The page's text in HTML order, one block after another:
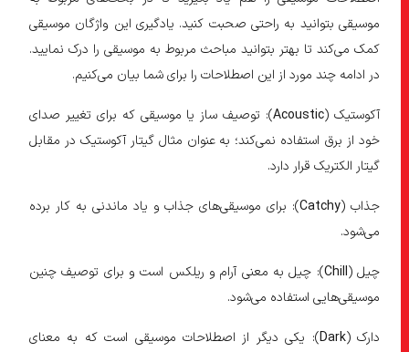
موسیقی بتوانید به راحتی صحبت کنید. یادگیری این واژگان موسیقی
کمک می‌کند تا بهتر بتوانید مباحث مربوط به موسیقی را درک نمایید.
در ادامه چند مورد از این اصطلاحات را برای شما بیان می‌کنیم.
آکوستیک ( Acoustic): توصیف ساز یا موسیقی که برای تغییر صدای
خود از برق استفاده نمی‌کند؛ به عنوان مثال گیتار آکوستیک در مقابل
گیتار الکتریک قرار دارد.
جذاب ( Catchy): برای موسیقی‌های جذاب و یاد ماندنی به کار برده
می‌شود.
چیل ( Chill): چیل به معنی آرام و ریلکس است و برای توصیف چنین
موسیقی‌هایی استفاده می‌شود.
دارک ( Dark): یکی دیگر از اصطلاحات موسیقی است که به معنای